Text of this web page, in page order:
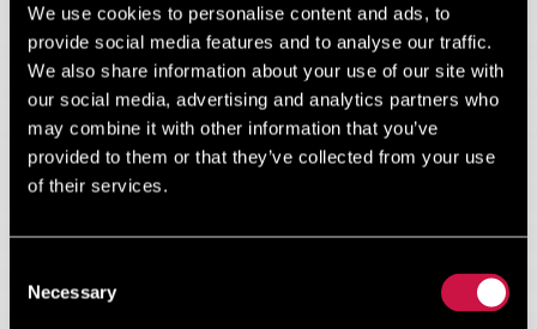
We use cookies to personalise content and ads, to
provide social media features and to analyse our traffic.
We also share information about your use of our site with
our social media, advertising and analytics partners who
may combine it with other information that you’ve
provided to them or that they’ve collected from your use
of their services.
Selection
Necessary
Царские гробницы